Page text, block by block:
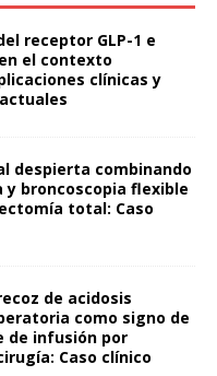
receptor GLP-1 e
el contexto
clínicas y
despierta combinando
broncoscopia flexible
total: Caso
de acidosis
como signo de
de infusión por
Caso clínico